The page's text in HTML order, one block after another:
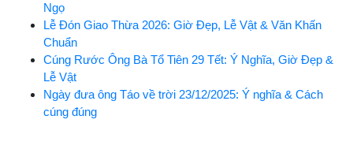
Ngọ
Lễ Đón Giao Thừa 2026: Giờ Đẹp, Lễ Vật & Văn Khấn
Chuẩn
Cúng Rước Ông Bà Tổ Tiên 29 Tết: Ý Nghĩa, Giờ Đẹp &
Lễ Vật
Ngày đưa ông Táo về trời 23/12/2025: Ý nghĩa & Cách
cúng đúng